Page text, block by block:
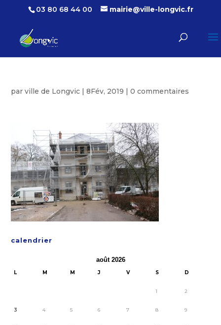
03 80 68 44 00 mairie@ville-longvic.fr
parville de Longvic |8Fév, 2019 |0 commentaires
calendrier
août 2026
L M M J V S D
1 2
3 4 5 6 7 8 9